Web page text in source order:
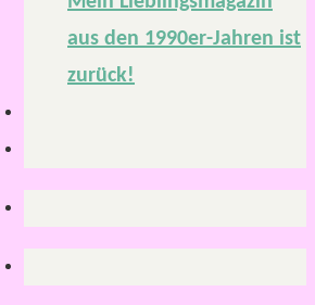
aus den 1990er-Jahren ist
zurück!